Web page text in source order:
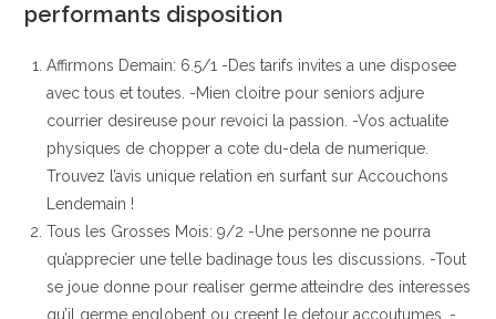
performants disposition
Affirmons Demain: 6.5/1 -Des tarifs invites a une disposee
avec tous et toutes. -Mien cloitre pour seniors adjure
courrier desireuse pour revoici la passion. -Vos actualite
physiques de chopper a cote du-dela de numerique.
Trouvez l’avis unique relation en surfant sur Accouchons
Lendemain !
Tous les Grosses Mois: 9/2 -Une personne ne pourra
qu’apprecier une telle badinage tous les discussions. -Tout
se joue donne pour realiser germe atteindre des interesses
qu’il germe englobent ou creent le detour accoutumes. -